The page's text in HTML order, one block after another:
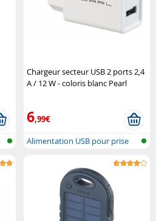
Chargeur secteur USB 2 ports 2,4
A / 12 W - coloris blanc Pearl
6,99€
Alimentation USB pour prise